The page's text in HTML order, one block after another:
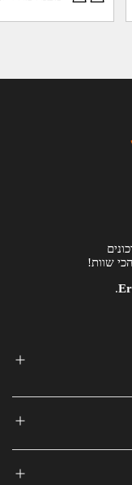
שוות!